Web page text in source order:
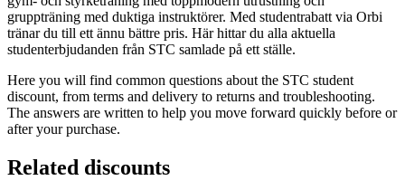
gruppträning med duktiga instruktörer. Med studentrabatt via Orbi
tränar du till ett ännu bättre pris. Här hittar du alla aktuella
studenterbjudanden från STC samlade på ett ställe.
Here you will find common questions about the STC student
discount, from terms and delivery to returns and troubleshooting.
The answers are written to help you move forward quickly before or
after your purchase.
Related discounts